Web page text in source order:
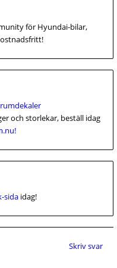
för Hyundai-bilar,
och storlekar, beställ idag
sida idag!
Skriv svar